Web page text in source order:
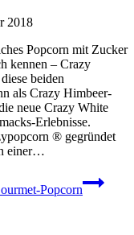
2018
Popcorn mit Zucker
kennen – Crazy
beiden
als Crazy Himbeer-
neue Crazy White
Erlebnisse.
® gegründet
einer…
Popcorn